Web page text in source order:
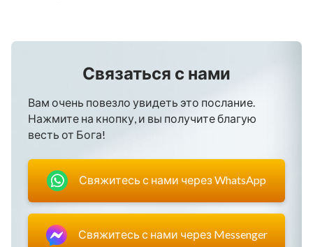
Связаться с нами
Вам очень повезло увидеть это послание.
Нажмите на кнопку, и вы получите благую
весть от Бога!
Свяжитесь с нами через WhatsApp
Свяжитесь с нами через Messenger